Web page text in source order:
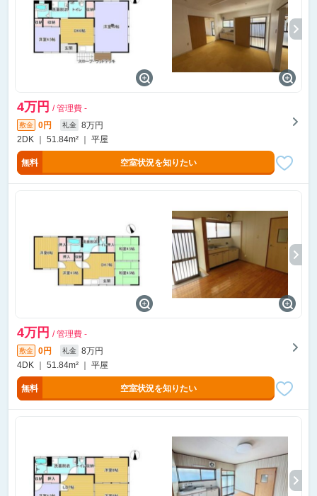
4万円 / 管理費 -
敷金 0円 礼金
8万円
2DK ｜ 51.84m² ｜ 平屋
無料 空室状況を知りたい
4万円 / 管理費 -
敷金 0円 礼金
8万円
4DK ｜ 51.84m² ｜ 平屋
無料 空室状況を知りたい